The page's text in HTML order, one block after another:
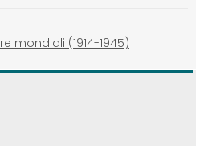
mondiali (1914-1945)